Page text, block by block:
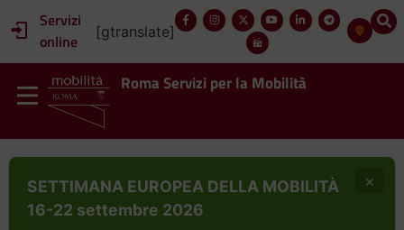
Servizi
online
[gtranslate]
Roma Servizi per la Mobilità
SETTIMANA EUROPEA DELLA MOBILITÀ
16-22 settembre 2026
×